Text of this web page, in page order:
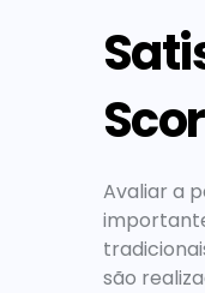
Avaliar a
são